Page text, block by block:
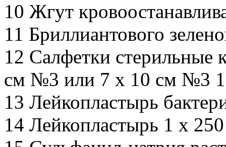
10 Жгут
11 Бриллиантового
12 Салфетки стерильные
см №3 или 7 х 10 см №3
13 Лейкопластырь
14 Лейкопластырь 1 х